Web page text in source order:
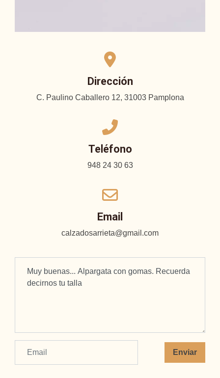
Dirección
C. Paulino Caballero 12, 31003 Pamplona
Teléfono
948 24 30 63
Email
calzadosarrieta@gmail.com
Enviar